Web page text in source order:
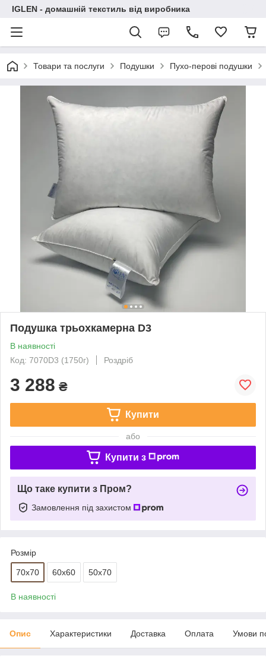
IGLEN - домашній текстиль від виробника
Товари та послуги Подушки Пухо-перові подушки
Подушка трьохкамерна D3
В наявності
Код: 7070D3 (1750г)
Роздріб
3 288 ₴
Купити
або
Купити з
Що таке купити з Пром?
Замовлення під захистом
Розмір
70x70 60x60 50x70
В наявності
Опис Характеристики Доставка Оплата Умови